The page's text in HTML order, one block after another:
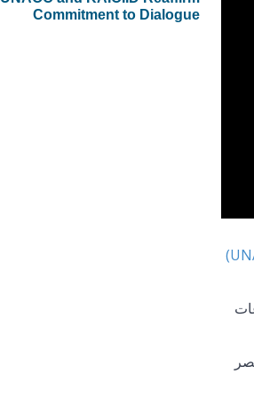
Commitment to Dialogue